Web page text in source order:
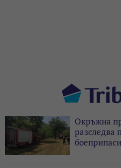
Окръжна
разследва